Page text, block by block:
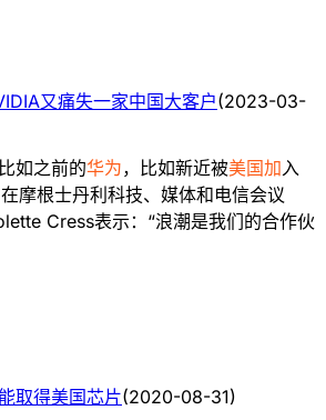
又痛失一家中国大客户(2023-03-
如之前的华为，比如新近被美国加 入
摩根士丹利科技、媒体和电信会议
Cress表示：“浪潮是我们的合作伙
取得美国芯片(2020-08-31)